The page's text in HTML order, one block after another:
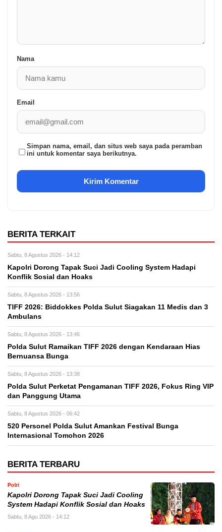
Nama
Email
Simpan nama, email, dan situs web saya pada peramban
ini untuk komentar saya berikutnya.
BERITA TERKAIT
Sabtu, 8 Agustus 2026 - 14:12
Kapolri Dorong Tapak Suci Jadi Cooling System Hadapi
Konflik Sosial dan Hoaks
Sabtu, 8 Agustus 2026 - 13:56
TIFF 2026: Biddokkes Polda Sulut Siagakan 11 Medis dan 3
Ambulans
Sabtu, 8 Agustus 2026 - 13:46
Polda Sulut Ramaikan TIFF 2026 dengan Kendaraan Hias
Bernuansa Bunga
Sabtu, 8 Agustus 2026 - 13:38
Polda Sulut Perketat Pengamanan TIFF 2026, Fokus Ring VIP
dan Panggung Utama
Sabtu, 8 Agustus 2026 - 06:42
520 Personel Polda Sulut Amankan Festival Bunga
Internasional Tomohon 2026
BERITA TERBARU
Polri
Kapolri Dorong Tapak Suci Jadi Cooling
System Hadapi Konflik Sosial dan Hoaks
Sabtu, 8 Agu 2026 - 14:12